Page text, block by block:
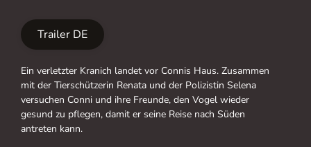
Trailer DE
Ein verletzter Kranich landet vor Connis Haus. Zusammen
mit der Tierschützerin Renata und der Polizistin Selena
versuchen Conni und ihre Freunde, den Vogel wieder
gesund zu pflegen, damit er seine Reise nach Süden
antreten kann.